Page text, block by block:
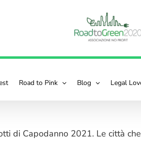
Road to Pink Blog Legal
di Capodanno 2021. Le città